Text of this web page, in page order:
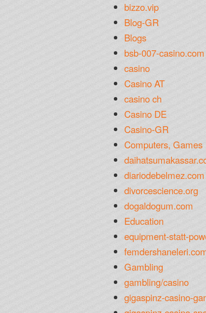
bizzo.vip
Blog-GR
Blogs
bsb-007-casino.com
casino
Casino AT
casino ch
Casino DE
Casino-GR
Computers, Games
diariodebelmez.com
divorcescience.org
dogaldogum.com
Education
equipment-statt-
Gambling
gambling/casino
gigaspinz-casino-